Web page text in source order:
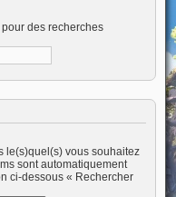
des recherches
le(s)quel(s) vous souhaitez
sont automatiquement
ci-dessous « Rechercher